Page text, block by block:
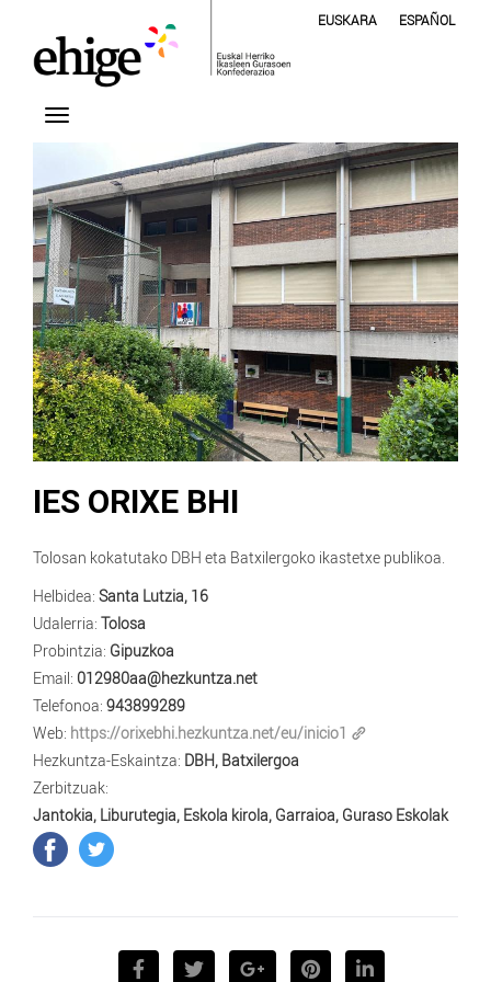
EUSKARA ESPAÑOL
IES ORIXE BHI
Tolosan kokatutako DBH eta Batxilergoko ikastetxe publikoa.
Helbidea: Santa Lutzia, 16
Udalerria: Tolosa
Probintzia: Gipuzkoa
Email: 012980aa@hezkuntza.net
Telefonoa: 943899289
Web: https://orixebhi.hezkuntza.net/eu/inicio1
Hezkuntza-Eskaintza: DBH, Batxilergoa
Zerbitzuak:
Jantokia, Liburutegia, Eskola kirola, Garraioa, Guraso Eskolak